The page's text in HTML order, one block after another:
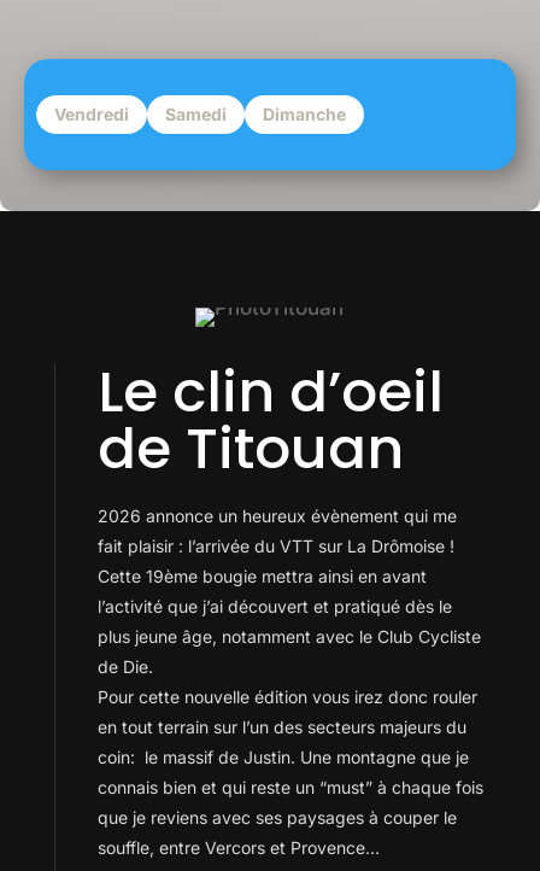
Vendredi Samedi Dimanche
Le clin d’oeil
de Titouan
2026 annonce un heureux évènement qui me
fait plaisir : l’arrivée du VTT sur La Drômoise !
Cette 19ème bougie mettra ainsi en avant
l’activité que j’ai découvert et pratiqué dès le
plus jeune âge, notamment avec le Club Cycliste
de Die.
Pour cette nouvelle édition vous irez donc rouler
en tout terrain sur l’un des secteurs majeurs du
coin: le massif de Justin. Une montagne que je
connais bien et qui reste un “must” à chaque fois
que je reviens avec ses paysages à couper le
souffle, entre Vercors et Provence…